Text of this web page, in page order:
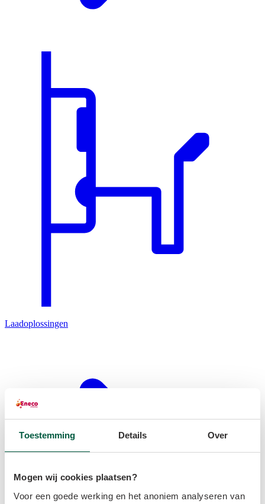
Toestemming Details Over
Mogen wij cookies plaatsen?
Voor een goede werking en het anoniem analyseren van
Laadoplossingen